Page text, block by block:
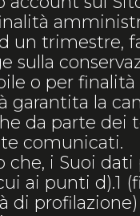
un trimestre,
sulla
o per
garantita la
da parte dei
comunicati.
che, i Suoi dati
ai punti d).1
di